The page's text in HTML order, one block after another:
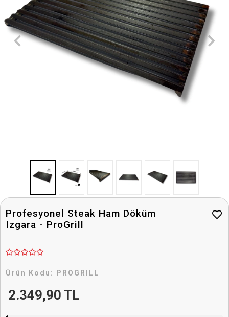
Profesyonel Steak Ham Döküm
Izgara - ProGrill
Ürün Kodu: PROGRILL
2.349,90 TL